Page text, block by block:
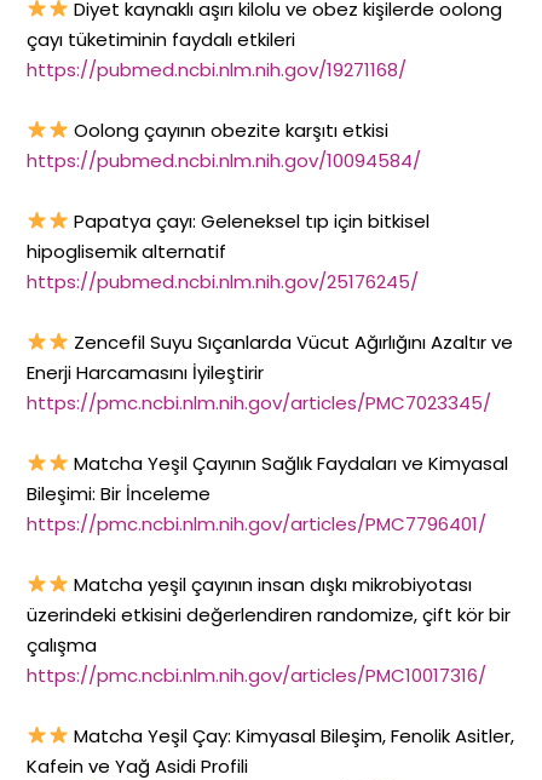
Diyet kaynaklı aşırı kilolu ve obez kişilerde oolong
çayı tüketiminin faydalı etkileri
https://pubmed.ncbi.nlm.nih.gov/19271168/
Oolong çayının obezite karşıtı etkisi
https://pubmed.ncbi.nlm.nih.gov/10094584/
Papatya çayı: Geleneksel tıp için bitkisel
hipoglisemik alternatif
https://pubmed.ncbi.nlm.nih.gov/25176245/
Zencefil Suyu Sıçanlarda Vücut Ağırlığını Azaltır ve
Enerji Harcamasını İyileştirir
https://pmc.ncbi.nlm.nih.gov/articles/PMC7023345/
Matcha Yeşil Çayının Sağlık Faydaları ve Kimyasal
Bileşimi: Bir İnceleme
https://pmc.ncbi.nlm.nih.gov/articles/PMC7796401/
Matcha yeşil çayının insan dışkı mikrobiyotası
üzerindeki etkisini değerlendiren randomize, çift kör bir
çalışma
https://pmc.ncbi.nlm.nih.gov/articles/PMC10017316/
Matcha Yeşil Çay: Kimyasal Bileşim, Fenolik Asitler,
Kafein ve Yağ Asidi Profili